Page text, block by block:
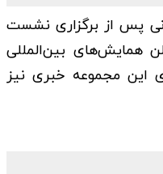
پس از برگزاری نشست
همایش‌های بین‌المللی
این مجموعه خبری نیز